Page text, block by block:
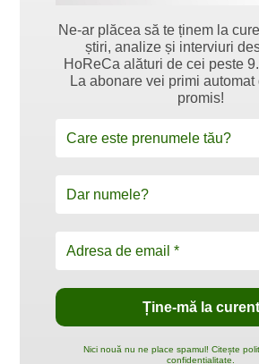
Ne-ar plăcea să te ținem la
știri, analize și interviuri
HoReCa alături de cei peste
La abonare vei primi automat
promis!
Nici nouă nu ne place spamul! Citește
confidențialitate.